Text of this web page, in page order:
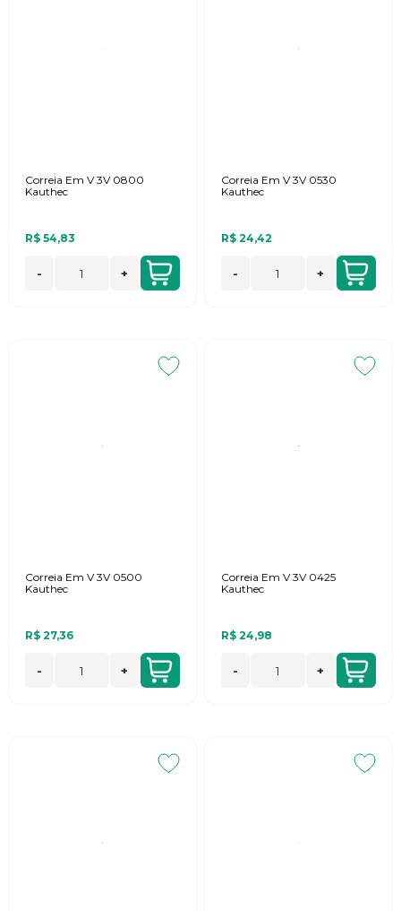
Correia Em V 3V 0800
Kauthec
R$ 54,83
- +
Correia Em V 3V 0530
Kauthec
R$ 24,42
- +
Correia Em V 3V 0500
Kauthec
R$ 27,36
- +
Correia Em V 3V 0425
Kauthec
R$ 24,98
- +